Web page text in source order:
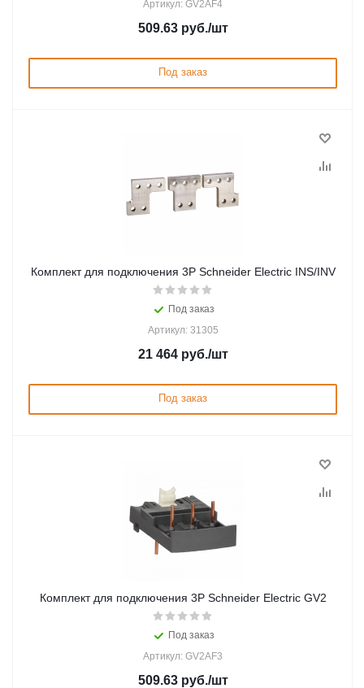
Артикул: GV2AF4
509.63руб./шт
Под заказ
Комплект для подключения 3P Schneider Electric INS/INV
Под заказ
Артикул: 31305
21 464руб./шт
Под заказ
Комплект для подключения 3P Schneider Electric GV2
Под заказ
Артикул: GV2AF3
509.63руб./шт